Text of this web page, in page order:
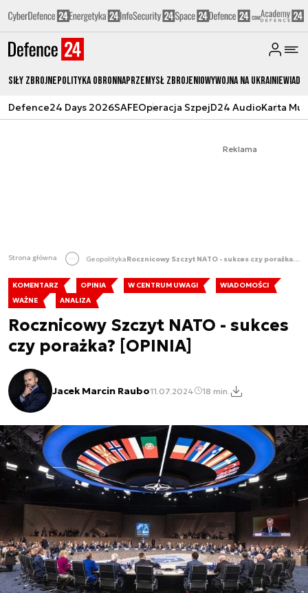
Siły zbrojnePolityka obronnaPrzemysł ZbrojeniowyWojna na Ukrainie
Defence24 Days 2026SAFEOperacja SzpejD24 AudioKarta
Reklama
Strona główna Geopolityka Rocznicowy Szczyt NATO - sukces czy porażka? [OPINIA]
KOMENTARZ OPINIA W CENTRUM UWAGI
WIADOMOŚCI
WAŻNE
ANALIZA
Rocznicowy Szczyt NATO - sukces
czy porażka? [OPINIA]
Jacek Marcin Raubo11.07.2024 18 min.